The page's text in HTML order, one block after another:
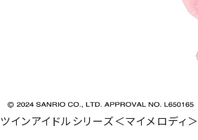
ツインアイドルシリーズ＜マイメロディ＞